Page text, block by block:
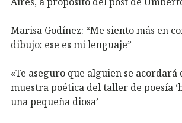
Marisa Godínez: “Me siento más en
dibujo; ese es mi lenguaje”
«Te aseguro que alguien se acordará
muestra poética del taller de poesía
una pequeña diosa’